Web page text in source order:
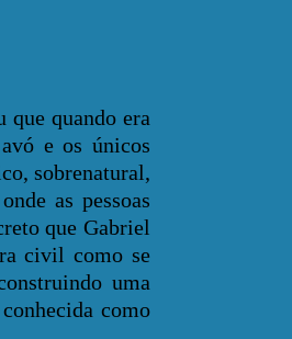
quando era
e os únicos
sobrenatural,
as pessoas
que Gabriel
civil como se
uma
como